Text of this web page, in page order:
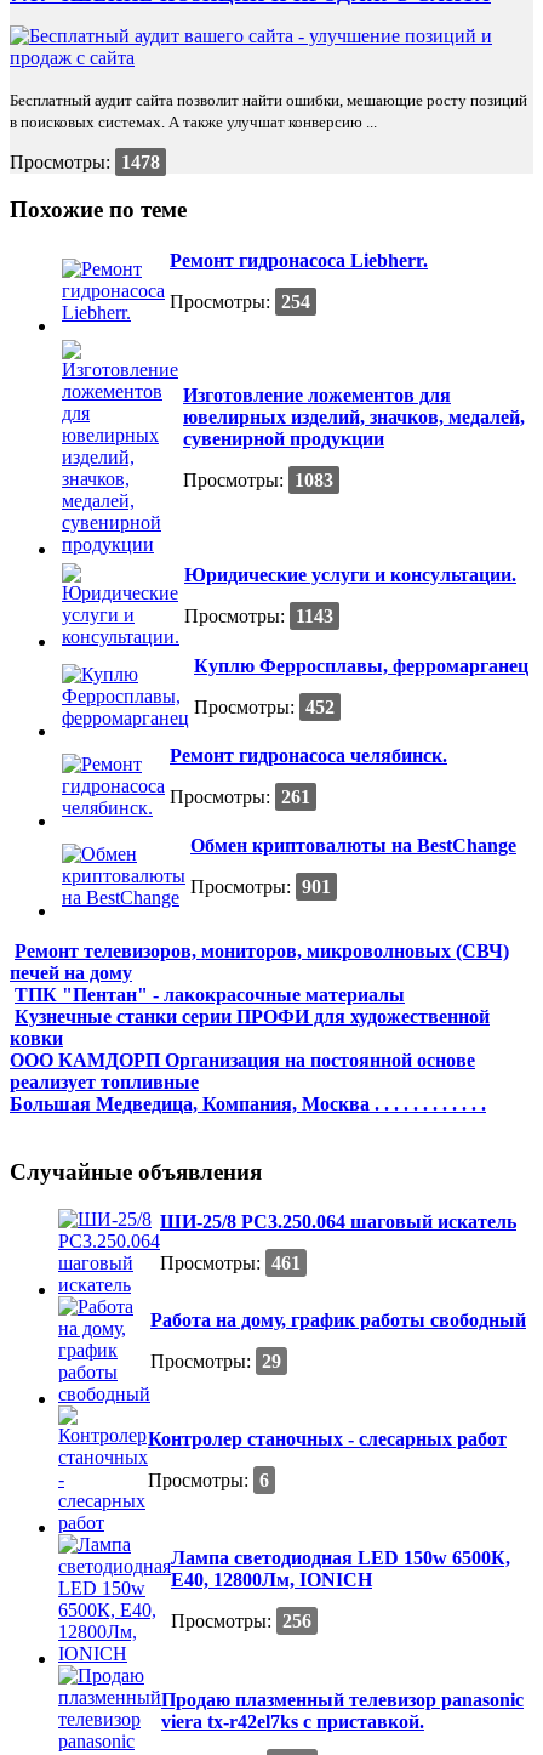
Бесплатный аудит сайта позволит найти ошибки, мешающие росту позиций
в поисковых системах. А также улучшат конверсию ...
Просмотры: 1478
Похожие по теме
Ремонт гидронасоса Liebherr.
Просмотры: 254
Изготовление ложементов для
ювелирных изделий, значков, медалей,
сувенирной продукции
Просмотры:
1083
Юридические услуги и консультации.
Просмотры:
1143
Куплю Ферросплавы, ферромарганец
Просмотры: 452
Ремонт гидронасоса челябинск.
Просмотры: 261
Обмен криптовалюты на BestChange
Просмотры: 901
Ремонт телевизоров, мониторов, микроволновых (СВЧ)
печей на дому
ТПК "Пентан" - лакокрасочные материалы
Кузнечные станки серии ПРОФИ для художественной
ковки
ООО КАМДОРП Организация на постоянной основе
реализует топливные
Большая Медведица, Компания, Москва . . . . . . . . . . . .
Случайные объявления
ШИ-25/8 РС3.250.064 шаговый искатель
Просмотры: 461
Работа на дому, график работы свободный
Просмотры: 29
Контролер станочных - слесарных работ
Просмотры: 6
Лампа светодиодная LED 150w 6500К,
E40, 12800Лм, IONICH
Просмотры: 256
Продаю плазменный телевизор panasonic
viera tx-r42el7ks с приставкой.